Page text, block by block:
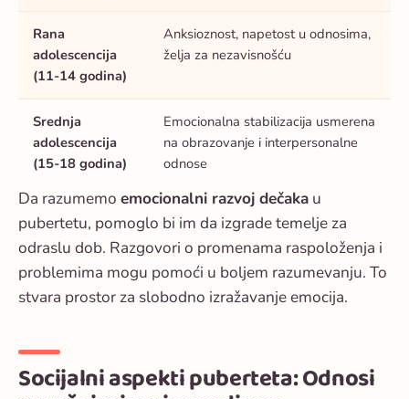
Rana
adolescencija
(11-14 godina)
Anksioznost, napetost u odnosima,
želja za nezavisnošću
Srednja
adolescencija
(15-18 godina)
Emocionalna stabilizacija usmerena
na obrazovanje i interpersonalne
odnose
Da razumemo emocionalni razvoj dečaka u
pubertetu, pomoglo bi im da izgrade temelje za
odraslu dob. Razgovori o promenama raspoloženja i
problemima mogu pomoći u boljem razumevanju. To
stvara prostor za slobodno izražavanje emocija.
Socijalni aspekti puberteta: Odnosi